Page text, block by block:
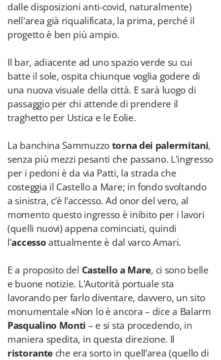
dalle disposizioni anti-covid, naturalmente)
nell'area già riqualificata, la prima, perché il
progetto è ben più ampio.
Il bar, adiacente ad uno spazio verde su cui
batte il sole, ospita chiunque voglia godere di
una nuova visuale della città. E sarà luogo di
passaggio per chi attende di prendere il
traghetto per Ustica e le Eolie.
La banchina Sammuzzotorna dei palermitani,
senza più mezzi pesanti che passano. L'ingresso
per i pedoni è da via Patti, la strada che
costeggia il Castello a Mare; in fondo svoltando
a sinistra, c’è l’accesso. Ad onor del vero, al
momento questo ingresso è inibito per i lavori
(quelli nuovi) appena cominciati, quindi
l'accesso attualmente è dal varco Amari.
E a proposito del Castello a Mare, ci sono belle
e buone notizie. L'Autorità portuale sta
lavorando per farlo diventare, davvero, un sito
monumentale «Non lo è ancora – dice a Balarm
Pasqualino Monti – e si sta procedendo, in
maniera spedita, in questa direzione. Il
ristorante che era sorto in quell’area (quello di